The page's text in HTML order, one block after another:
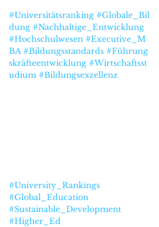
#Universitätsranking #Globale_Bil
dung #Nachhaltige_Entwicklung
#Hochschulwesen #Executive_M
BA #Bildungsstandards #Führung
skräfteentwicklung #Wirtschaftsst
udium #Bildungsexzellenz
#University_Rankings
#Global_Education
#Sustainable_Development
#Higher_Ed